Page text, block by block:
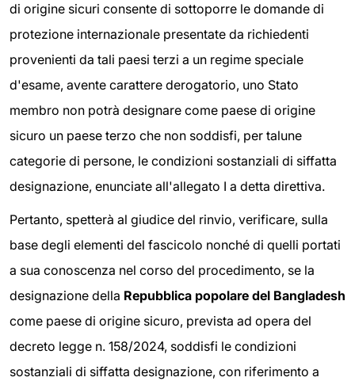
di origine sicuri consente di sottoporre le domande di
protezione internazionale presentate da richiedenti
provenienti da tali paesi terzi a un regime speciale
d'esame, avente carattere derogatorio, uno Stato
membro non potrà designare come paese di origine
sicuro un paese terzo che non soddisfi, per talune
categorie di persone, le condizioni sostanziali di siffatta
designazione, enunciate all'allegato I a detta direttiva.
Pertanto, spetterà al giudice del rinvio, verificare, sulla
base degli elementi del fascicolo nonché di quelli portati
a sua conoscenza nel corso del procedimento, se la
designazione della Repubblica popolare del Bangladesh
come paese di origine sicuro, prevista ad opera del
decreto legge n. 158/2024, soddisfi le condizioni
sostanziali di siffatta designazione, con riferimento a